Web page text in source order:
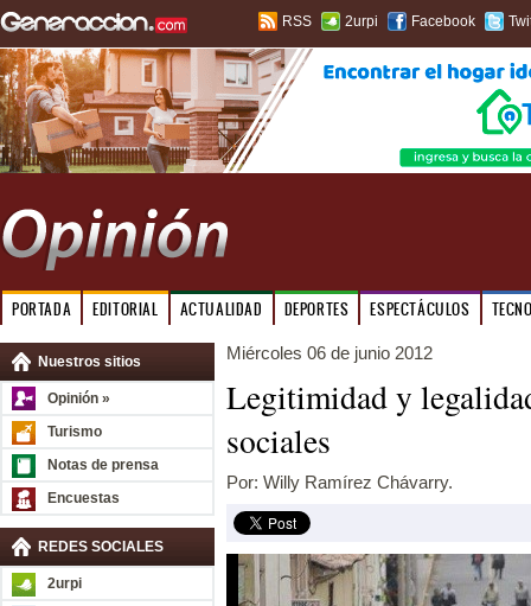
RSS 2urpi Facebook
PORTADA EDITORIAL ACTUALIDAD DEPORTES ESPECTÁCULOS
Nuestros sitios
Opinión »
Turismo
Notas de prensa
Encuestas
REDES SOCIALES
2urpi
Miércoles 06 de junio 2012
Legitimidad y
sociales
Por: Willy Ramírez Chávarry.